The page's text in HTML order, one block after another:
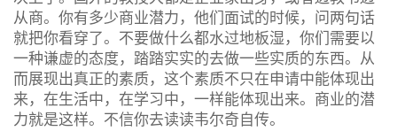
从商。你有多少商业潜力，他们面试的时候，问两句话
就把你看穿了。不要做什么都水过地板湿，你们需要以
一种谦虚的态度，踏踏实实的去做一些实质的东西。从
而展现出真正的素质，这个素质不只在申请中能体现出
来，在生活中，在学习中，一样能体现出来。商业的潜
力就是这样。不信你去读读韦尔奇自传。